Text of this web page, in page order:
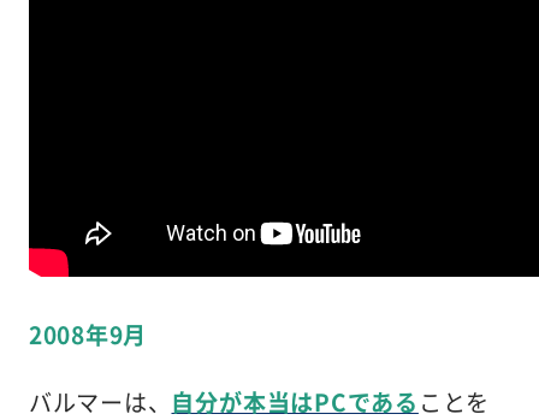
2008年9月
バルマーは、 自分が本当はPCである ことを